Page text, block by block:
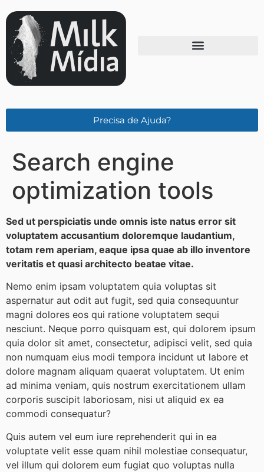
Precisa de Ajuda?
Search engine
optimization tools
Sed ut perspiciatis unde omnis iste natus error sit
voluptatem accusantium doloremque laudantium,
totam rem aperiam, eaque ipsa quae ab illo inventore
veritatis et quasi architecto beatae vitae.
Nemo enim ipsam voluptatem quia voluptas sit
aspernatur aut odit aut fugit, sed quia consequuntur
magni dolores eos qui ratione voluptatem sequi
nesciunt. Neque porro quisquam est, qui dolorem ipsum
quia dolor sit amet, consectetur, adipisci velit, sed quia
non numquam eius modi tempora incidunt ut labore et
dolore magnam aliquam quaerat voluptatem. Ut enim
ad minima veniam, quis nostrum exercitationem ullam
corporis suscipit laboriosam, nisi ut aliquid ex ea
commodi consequatur?
Quis autem vel eum iure reprehenderit qui in ea
voluptate velit esse quam nihil molestiae consequatur,
vel illum qui dolorem eum fugiat quo voluptas nulla